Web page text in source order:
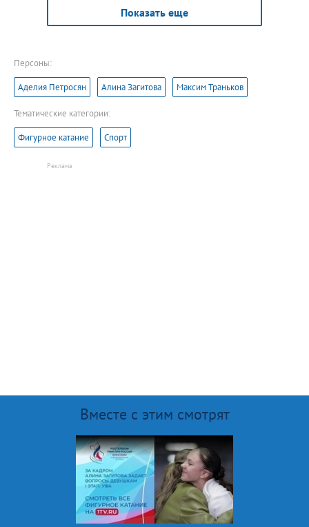
Показать еще
Персоны:
Аделия Петросян Алина Загитова Максим Траньков
Тематические категории:
Фигурное катание Спорт
Вместе с этим смотрят